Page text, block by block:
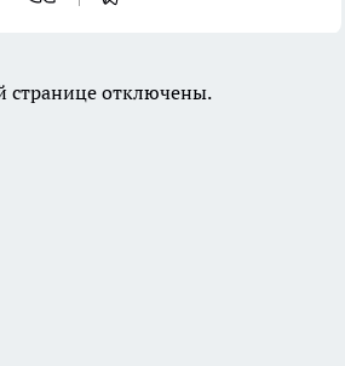
странице отключены.